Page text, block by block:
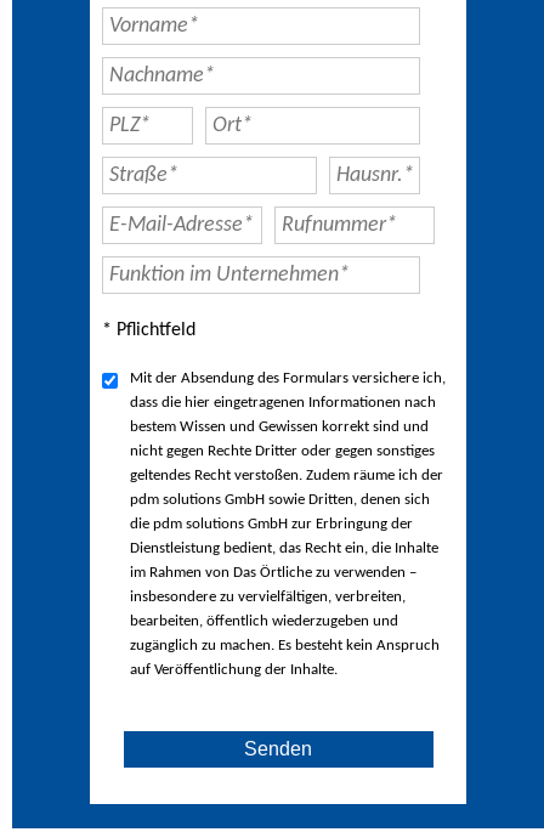
* Pflichtfeld
Mit der Absendung des Formulars versichere ich,
dass die hier eingetragenen Informationen nach
bestem Wissen und Gewissen korrekt sind und
nicht gegen Rechte Dritter oder gegen sonstiges
geltendes Recht verstoßen. Zudem räume ich der
pdm solutions GmbH sowie Dritten, denen sich
die pdm solutions GmbH zur Erbringung der
Dienstleistung bedient, das Recht ein, die Inhalte
im Rahmen von Das Örtliche zu verwenden –
insbesondere zu vervielfältigen, verbreiten,
bearbeiten, öffentlich wiederzugeben und
zugänglich zu machen. Es besteht kein Anspruch
auf Veröffentlichung der Inhalte.
Senden